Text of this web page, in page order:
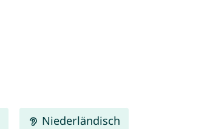
Niederländisch